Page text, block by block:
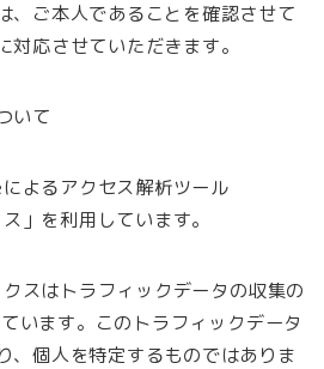
、ご本人であることを確認させて
応させていただきます。
いて
よるアクセス解析ツール
」を利用しています。
スはトラフィックデータの収集の
います。このトラフィックデータ
、個人を特定するものではありま